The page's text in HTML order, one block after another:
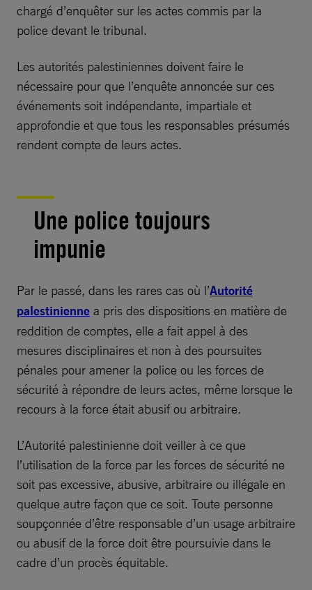
chargé d’enquêter sur les actes commis par la
police devant le tribunal.
Les autorités palestiniennes doivent faire le
nécessaire pour que l’enquête annoncée sur ces
événements soit indépendante, impartiale et
approfondie et que tous les responsables présumés
rendent compte de leurs actes.
Une police toujours
impunie
Par le passé, dans les rares cas où l’Autorité
palestinienne a pris des dispositions en matière de
reddition de comptes, elle a fait appel à des
mesures disciplinaires et non à des poursuites
pénales pour amener la police ou les forces de
sécurité à répondre de leurs actes, même lorsque le
recours à la force était abusif ou arbitraire.
L’Autorité palestinienne doit veiller à ce que
l’utilisation de la force par les forces de sécurité ne
soit pas excessive, abusive, arbitraire ou illégale en
quelque autre façon que ce soit. Toute personne
soupçonnée d’être responsable d’un usage arbitraire
ou abusif de la force doit être poursuivie dans le
cadre d’un procès équitable.